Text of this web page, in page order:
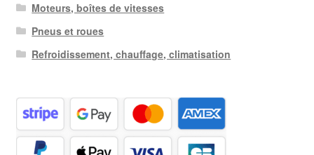
Moteurs, boîtes de vitesses
Pneus et roues
Refroidissement, chauffage, climatisation